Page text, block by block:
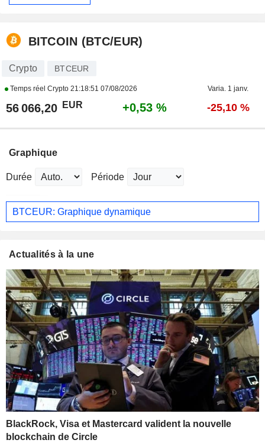
BITCOIN (BTC/EUR)
Crypto BTCEUR
Temps réel Crypto 21:18:51 07/08/2026 Varia. 1 janv.
56 066,20 EUR +0,53 % -25,10 %
Graphique
Durée Période
BTCEUR: Graphique dynamique
Actualités à la une
BlackRock, Visa et Mastercard valident la nouvelle
blockchain de Circle